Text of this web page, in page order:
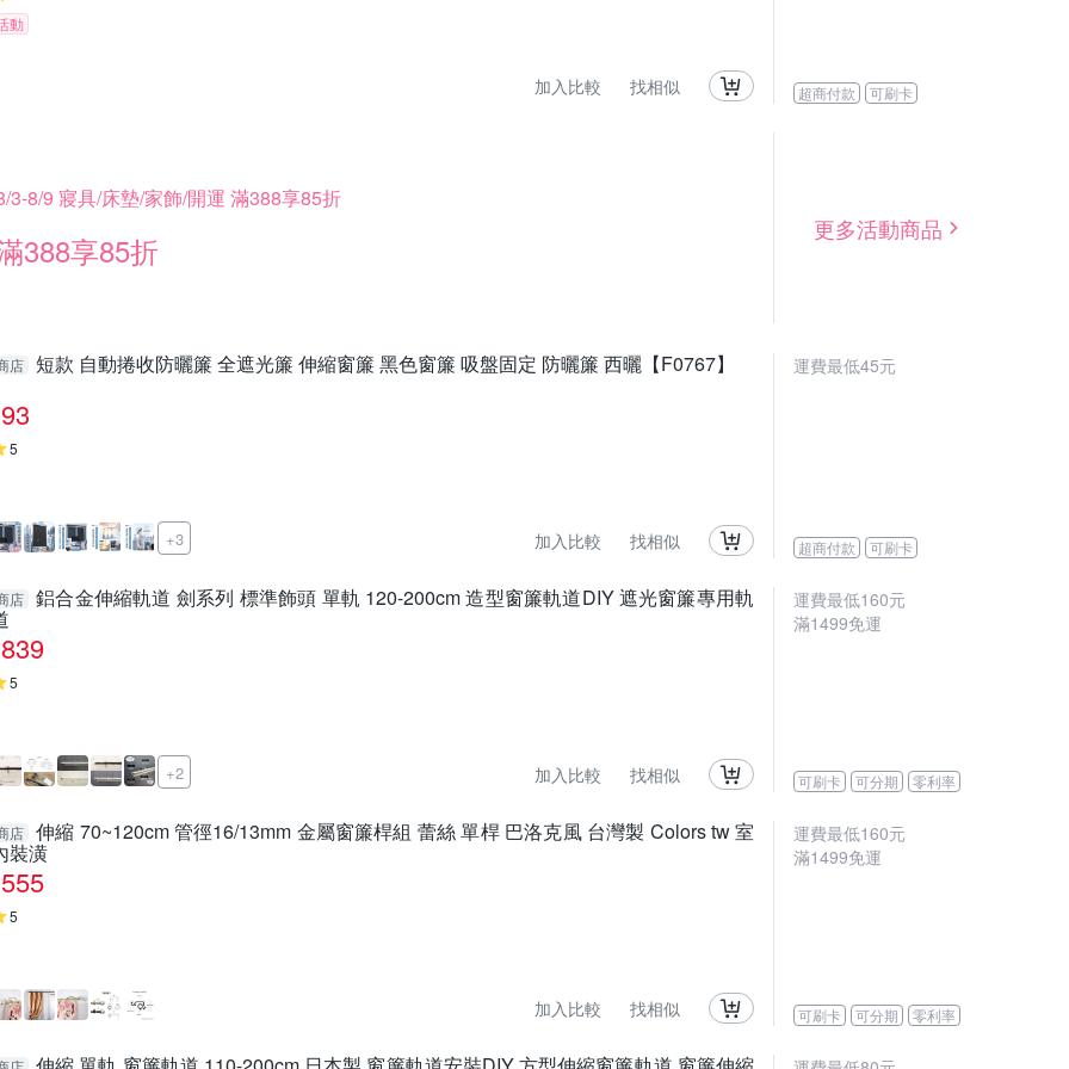
動
加入比較 找相似 超商付款 可刷卡
3-8/9 寢具/床墊/家飾/開運 滿388享85折
388享85折
更多活動商品
店 短款 自動捲收防曬簾 全遮光簾 伸縮窗簾 黑色窗簾 吸盤固定 防曬簾 西曬【F0767】
93
5
+3 加入比較 找相似
運費最低45元
超商付款 可刷卡
店 鋁合金伸縮軌道 劍系列 標準飾頭 單軌 120-200cm 造型窗簾軌道DIY 遮光窗簾專用軌
839
5
+2 加入比較 找相似
運費最低160元
滿1499免運
可刷卡 可分期 零利率
店 伸縮 70~120cm 管徑16/13mm 金屬窗簾桿組 蕾絲 單桿 巴洛克風 台灣製 Colors tw 室
裝潢
555
5
加入比較 找相似
運費最低160元
滿1499免運
可刷卡 可分期 零利率